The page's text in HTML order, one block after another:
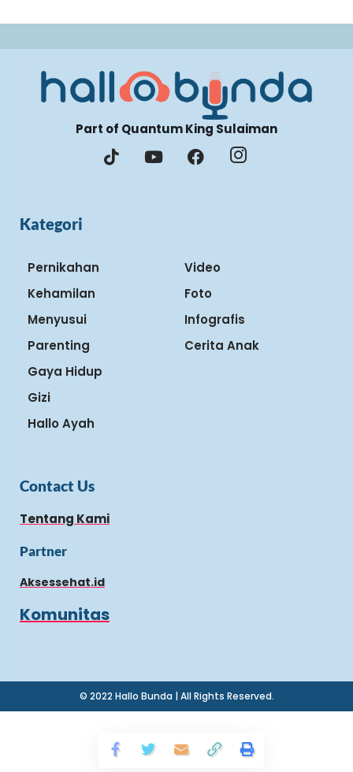
Part of Quantum King Sulaiman
Kategori
Pernikahan
Kehamilan
Menyusui
Parenting
Gaya Hidup
Gizi
Hallo Ayah
Video
Foto
Infografis
Cerita Anak
Contact Us
Tentang Kami
Partner
Aksessehat.id
Komunitas
© 2022 Hallo Bunda | All Rights Reserved.